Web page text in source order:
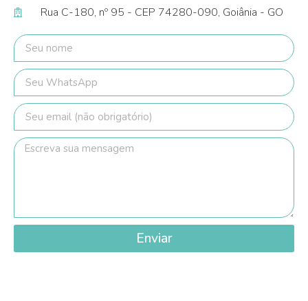
Rua C-180, nº 95 - CEP 74280-090, Goiânia - GO
Enviar